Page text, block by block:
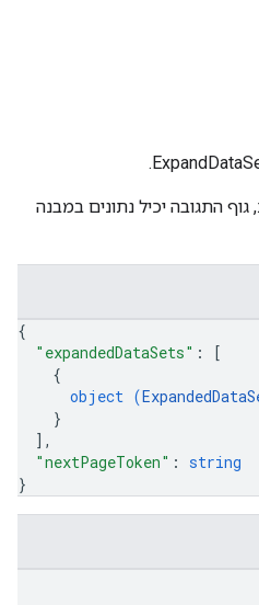
התגובה יכיל נתונים במבנה
{
"expandedDataSets" :
[
{
object (
}
] ,
"nextPageToken" : string
}